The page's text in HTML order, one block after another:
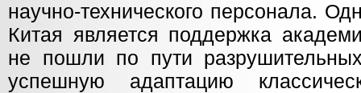
научно-технического персонала.
Китая является поддержка
не пошли по пути
успешную адаптацию